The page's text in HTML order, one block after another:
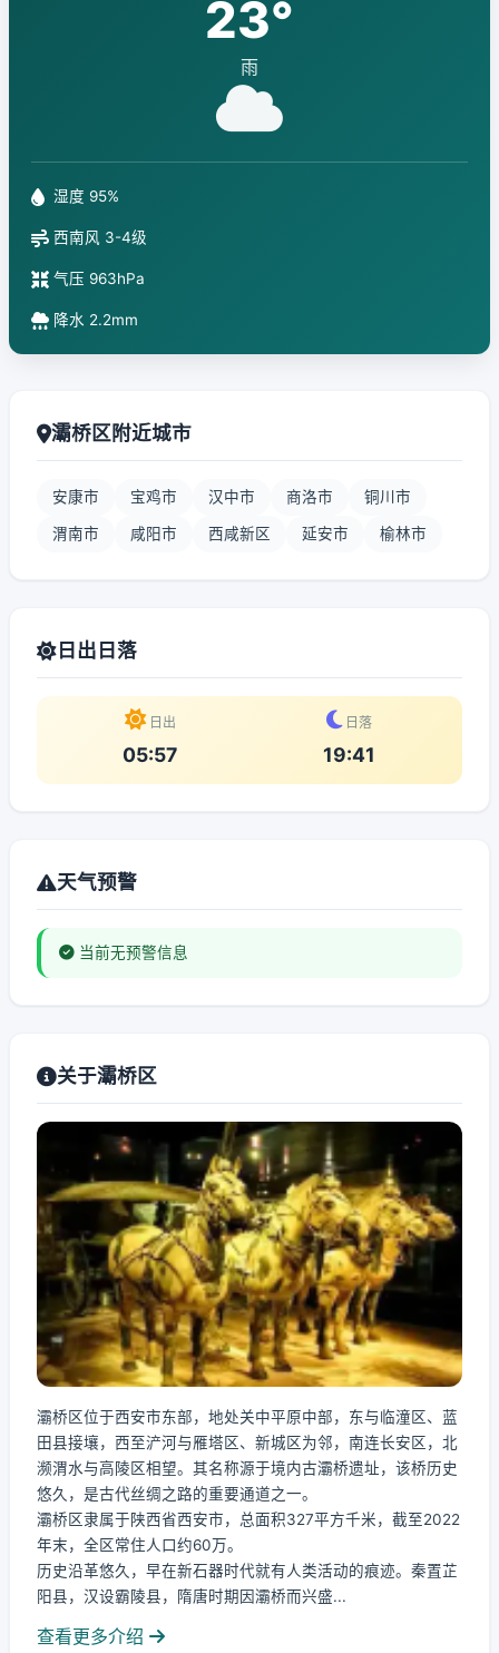
23°
雨
湿度 95%
西南风 3-4级
气压 963hPa
降水 2.2mm
灞桥区附近城市
安康市 宝鸡市 汉中市 商洛市 铜川市
渭南市 咸阳市 西咸新区 延安市 榆林市
日出日落
日出
05:57
日落
19:41
天气预警
当前无预警信息
关于灞桥区
灞桥区位于西安市东部，地处关中平原中部，东与临潼区、蓝
田县接壤，西至浐河与雁塔区、新城区为邻，南连长安区，北
濒渭水与高陵区相望。其名称源于境内古灞桥遗址，该桥历史
悠久，是古代丝绸之路的重要通道之一。
灞桥区隶属于陕西省西安市，总面积327平方千米，截至2022
年末，全区常住人口约60万。
历史沿革悠久，早在新石器时代就有人类活动的痕迹。秦置芷
阳县，汉设霸陵县，隋唐时期因灞桥而兴盛...
查看更多介绍